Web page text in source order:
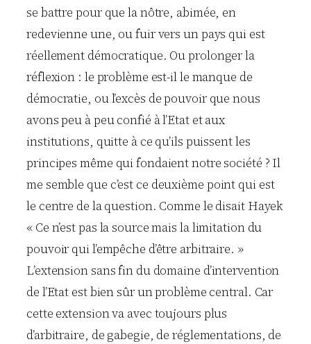
se battre pour que la nôtre, abimée, en
redevienne une, ou fuir vers un pays qui est
réellement démocratique. Ou prolonger la
réflexion : le problème est-il le manque de
démocratie, ou l’excès de pouvoir que nous
avons peu à peu confié à l’Etat et aux
institutions, quitte à ce qu’ils puissent les
principes même qui fondaient notre société ? Il
me semble que c’est ce deuxième point qui est
le centre de la question. Comme le disait Hayek
« Ce n’est pas la source mais la limitation du
pouvoir qui l’empêche d’être arbitraire. »
L’extension sans fin du domaine d’intervention
de l’Etat est bien sûr un problème central. Car
cette extension va avec toujours plus
d’arbitraire, de gabegie, de réglementations, de